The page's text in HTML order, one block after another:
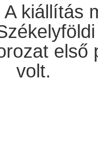
kiállítás
első
volt.